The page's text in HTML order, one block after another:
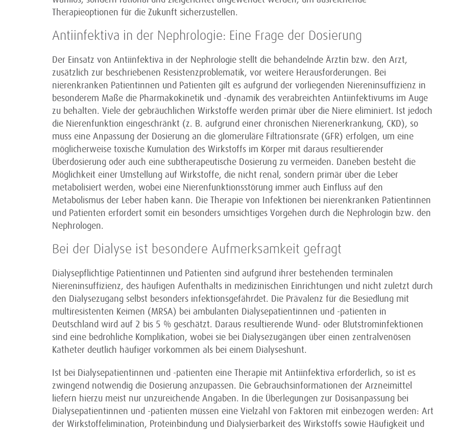
Therapieoptionen für die Zukunft sicherzustellen.
Antiinfektiva in der Nephrologie: Eine Frage der Dosierung
Der Einsatz von Antiinfektiva in der Nephrologie stellt die behandelnde Ärztin bzw. den Arzt,
zusätzlich zur beschriebenen Resistenzproblematik, vor weitere Herausforderungen. Bei
nierenkranken Patientinnen und Patienten gilt es aufgrund der vorliegenden Niereninsuffizienz in
besonderem Maße die Pharmakokinetik und -dynamik des verabreichten Antiinfektivums im Auge
zu behalten. Viele der gebräuchlichen Wirkstoffe werden primär über die Niere eliminiert. Ist jedoch
die Nierenfunktion eingeschränkt (z. B. aufgrund einer chronischen Nierenerkrankung, CKD), so
muss eine Anpassung der Dosierung an die glomeruläre Filtrationsrate (GFR) erfolgen, um eine
möglicherweise toxische Kumulation des Wirkstoffs im Körper mit daraus resultierender
Überdosierung oder auch eine subtherapeutische Dosierung zu vermeiden. Daneben besteht die
Möglichkeit einer Umstellung auf Wirkstoffe, die nicht renal, sondern primär über die Leber
metabolisiert werden, wobei eine Nierenfunktionsstörung immer auch Einfluss auf den
Metabolismus der Leber haben kann. Die Therapie von Infektionen bei nierenkranken Patientinnen
und Patienten erfordert somit ein besonders umsichtiges Vorgehen durch die Nephrologin bzw. den
Nephrologen.
Bei der Dialyse ist besondere Aufmerksamkeit gefragt
Dialysepflichtige Patientinnen und Patienten sind aufgrund ihrer bestehenden terminalen
Niereninsuffizienz, des häufigen Aufenthalts in medizinischen Einrichtungen und nicht zuletzt durch
den Dialysezugang selbst besonders infektionsgefährdet. Die Prävalenz für die Besiedlung mit
multiresistenten Keimen (MRSA) bei ambulanten Dialysepatientinnen und -patienten in
Deutschland wird auf 2 bis 5 % geschätzt. Daraus resultierende Wund- oder Blutstrominfektionen
sind eine bedrohliche Komplikation, wobei sie bei Dialysezugängen über einen zentralvenösen
Katheter deutlich häufiger vorkommen als bei einem Dialyseshunt.
Ist bei Dialysepatientinnen und -patienten eine Therapie mit Antiinfektiva erforderlich, so ist es
zwingend notwendig die Dosierung anzupassen. Die Gebrauchsinformationen der Arzneimittel
liefern hierzu meist nur unzureichende Angaben. In die Überlegungen zur Dosisanpassung bei
Dialysepatientinnen und -patienten müssen eine Vielzahl von Faktoren mit einbezogen werden: Art
der Wirkstoffelimination, Proteinbindung und Dialysierbarkeit des Wirkstoffs sowie Häufigkeit und